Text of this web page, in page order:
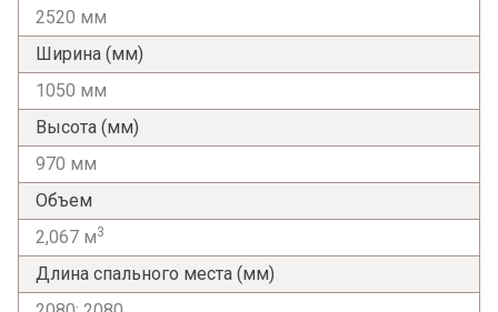
2520 мм
Ширина (мм)
1050 мм
Высота (мм)
970 мм
Объем
2,067 м3
Длина спального места (мм)